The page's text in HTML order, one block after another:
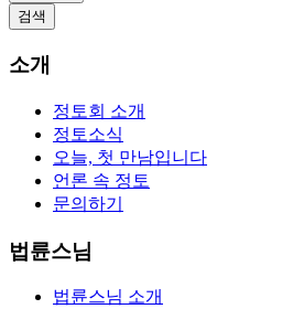
검색
소개
정토회 소개
정토소식
오늘, 첫 만남입니다
언론 속 정토
문의하기
법륜스님
법륜스님 소개